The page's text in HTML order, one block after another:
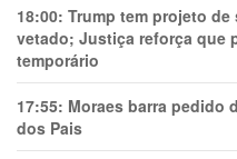
18:00: Trump tem projeto de
vetado; Justiça reforça que
temporário
17:55: Moraes barra pedido
dos Pais